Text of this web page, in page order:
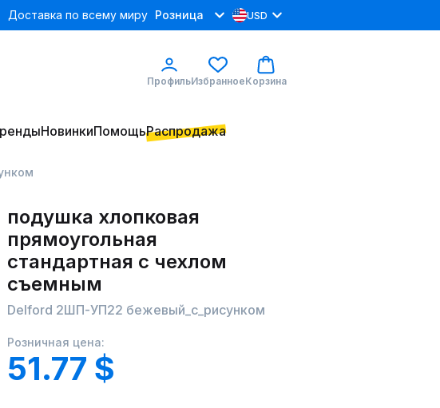
Доставка по всему миру Розница USD
ПрофильИзбранноеКорзина
НовинкиПомощьРаспродажа
подушка хлопковая
прямоугольная
стандартная с чехлом
съемным
Delford 2ШП-УП22 бежевый_с_рисунком
Розничная цена:
51.77 $